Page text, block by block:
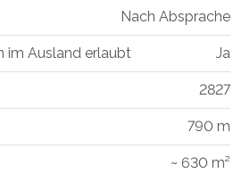
Nach Absprache
im Ausland erlaubt Ja
2827
790 m
~ 630 m²